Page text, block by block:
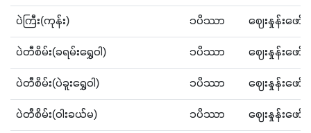
ပဲကြီး(ကုန်း) ၁ပိဿာ ဈေးနှုန်းဖေ
ပဲတီစိမ်း(ခရမ်းရွှေ၀ါ) ၁ပိဿာ ဈေးနှုန်းဖေ
ပဲတီစိမ်း(ပဲခူးရွှေ၀ါ) ၁ပိဿာ ဈေးနှုန်းဖေ
ပဲတီစိမ်း(၀ါးခယ်မ) ၁ပိဿာ ဈေးနှုန်းဖေ